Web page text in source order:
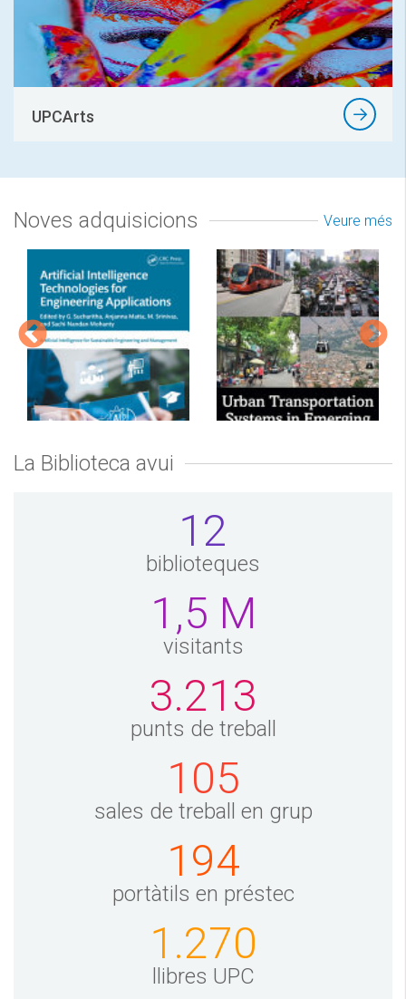
UPCArts
Noves adquisicions
technologies for
emerging
Oxon : Routledge, 2026
Veure més
La Biblioteca avui
12
biblioteques
1,5 M
visitants
3.213
punts de treball
105
sales de treball en grup
194
portàtils en préstec
1.270
llibres UPC